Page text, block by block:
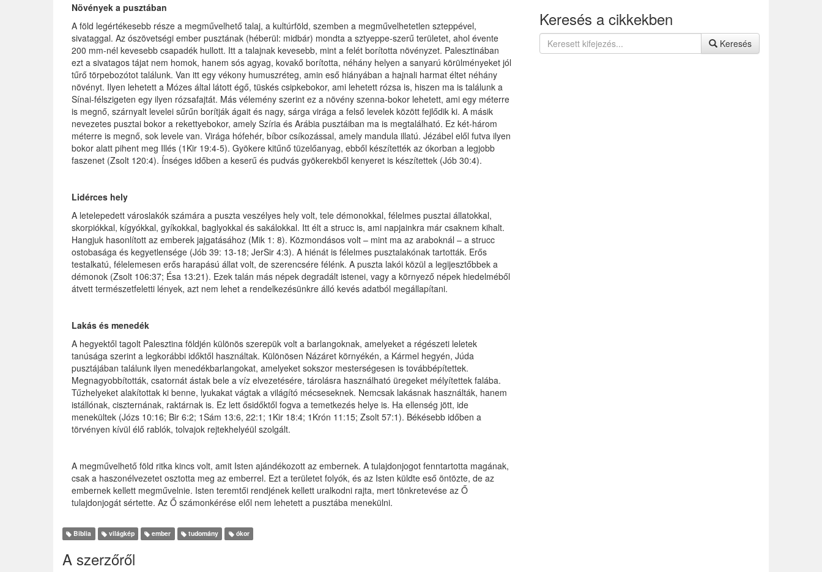
Növények a pusztában
A föld legértékesebb része a megművelhető talaj, a kultúrföld, szemben a megművelhetetlen szteppével,
sivataggal. Az ószövetségi ember pusztának (héberül: midbár) mondta a sztyeppe-szerű területet, ahol évente
200 mm-nél kevesebb csapadék hullott. Itt a talajnak kevesebb, mint a felét borította növényzet. Palesztinában
ezt a sivatagos tájat nem homok, hanem sós agyag, kovakő borította, néhány helyen a sanyarú körülményeket jól
tűrő törpebozótot találunk. Van itt egy vékony humuszréteg, amin eső hiányában a hajnali harmat éltet néhány
növényt. Ilyen lehetett a Mózes által látott égő, tüskés csipkebokor, ami lehetett rózsa is, hiszen ma is találunk a
Sínai-félszigeten egy ilyen rózsafajtát. Más vélemény szerint ez a növény szenna-bokor lehetett, ami egy méterre
is megnő, szárnyalt levelei sűrűn borítják ágait és nagy, sárga virága a felső levelek között fejlődik ki. A másik
nevezetes pusztai bokor a rekettyebokor, amely Szíria és Arábia pusztáiban ma is megtalálható. Ez két-három
méterre is megnő, sok levele van. Virága hófehér, bíbor csíkozással, amely mandula illatú. Jézábel elől futva ilyen
bokor alatt pihent meg Illés (1Kir 19:4-5). Gyökere kitűnő tüzelőanyag, ebből készítették az ókorban a legjobb
faszenet (Zsolt 120:4). Ínséges időben a keserű és pudvás gyökerekből kenyeret is készítettek (Jób 30:4).
Lidérces hely
A letelepedett városlakók számára a puszta veszélyes hely volt, tele démonokkal, félelmes pusztai állatokkal,
skorpiókkal, kígyókkal, gyíkokkal, baglyokkal és sakálokkal. Itt élt a strucc is, ami napjainkra már csaknem kihalt.
Hangjuk hasonlított az emberek jajgatásához (Mik 1: 8). Közmondásos volt – mint ma az araboknál – a strucc
ostobasága és kegyetlensége (Jób 39: 13-18; JerSir 4:3). A hiénát is félelmes pusztalakónak tartották. Erős
testalkatú, félelemesen erős harapású állat volt, de szerencsére félénk. A puszta lakói közül a legijesztőbbek a
démonok (Zsolt 106:37; Ésa 13:21). Ezek talán más népek degradált istenei, vagy a környező népek hiedelméből
átvett természetfeletti lények, azt nem lehet a rendelkezésünkre álló kevés adatból megállapítani.
Lakás és menedék
A hegyektől tagolt Palesztina földjén különös szerepük volt a barlangoknak, amelyeket a régészeti leletek
tanúsága szerint a legkorábbi időktől használtak. Különösen Názáret környékén, a Kármel hegyén, Júda
pusztájában találunk ilyen menedékbarlangokat, amelyeket sokszor mesterségesen is továbbépítettek.
Megnagyobbították, csatornát ástak bele a víz elvezetésére, tárolásra használható üregeket mélyítettek falába.
Tűzhelyeket alakítottak ki benne, lyukakat vágtak a világító mécseseknek. Nemcsak lakásnak használták, hanem
istállónak, ciszternának, raktárnak is. Ez lett ősidőktől fogva a temetkezés helye is. Ha ellenség jött, ide
menekültek (Józs 10:16; Bir 6:2; 1Sám 13:6, 22:1; 1Kir 18:4; 1Krón 11:15; Zsolt 57:1). Békésebb időben a
törvényen kívül élő rablók, tolvajok rejtekhelyéül szolgált.
A megművelhető föld ritka kincs volt, amit Isten ajándékozott az embernek. A tulajdonjogot fenntartotta magának,
csak a haszonélvezetet osztotta meg az emberrel. Ezt a területet folyók, és az Isten küldte eső öntözte, de az
embernek kellett megművelnie. Isten teremtői rendjének kellett uralkodni rajta, mert tönkretevése az Ő
tulajdonjogát sértette. Az Ő számonkérése elől nem lehetett a pusztába menekülni.
Biblia világkép ember tudomány ókor
A szerzőről
Keresés a cikkekben
Keresés